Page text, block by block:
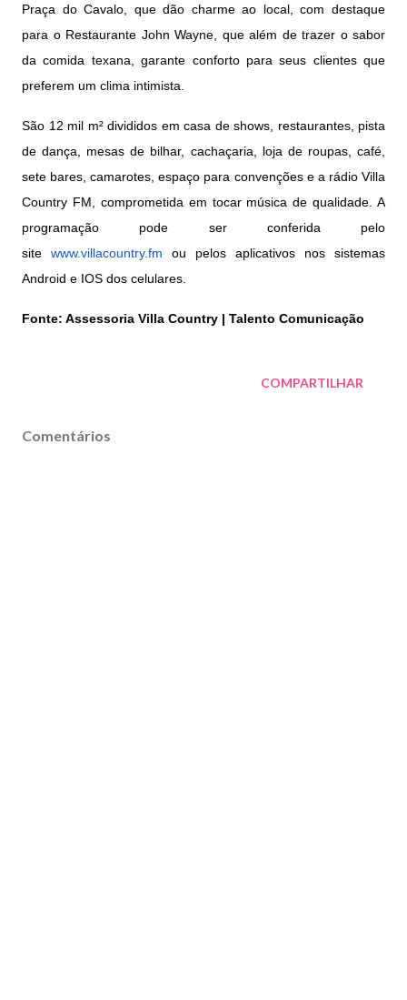
Praça do Cavalo, que dão charme ao local, com destaque
para o Restaurante John Wayne, que além de trazer o sabor
da comida texana, garante conforto para seus clientes que
preferem um clima intimista.
São 12 mil m² divididos em casa de shows, restaurantes, pista
de dança, mesas de bilhar, cachaçaria, loja de roupas, café,
sete bares, camarotes, espaço para convenções e a rádio Villa
Country FM, comprometida em tocar música de qualidade. A
programação pode ser conferida pelo
site www.villacountry.fm ou pelos aplicativos nos sistemas
Android e IOS dos celulares.
Fonte: Assessoria Villa Country | Talento Comunicação
COMPARTILHAR
Comentários